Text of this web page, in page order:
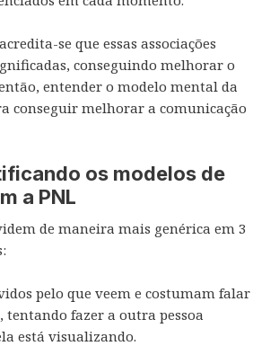
se que essas associações
conseguindo melhorar o
entender o modelo mental da
conseguir melhorar a comunicação
os modelos de
a PNL
de maneira mais genérica em 3
pelo que veem e costumam falar
tentando fazer a outra pessoa
está visualizando.